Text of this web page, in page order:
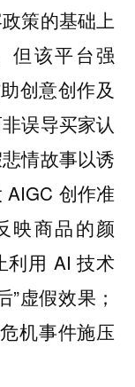
策的基础上
但该平台强
创意创作及
误导买家认
情故事以诱
AIGC 创作准
映商品的颜
利用 AI 技术
虚假效果；
机事件施压